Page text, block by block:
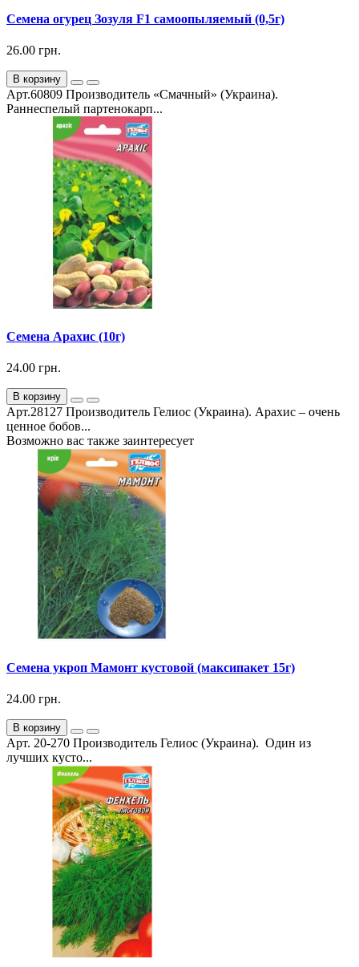
Семена огурец Зозуля F1 самоопыляемый (0,5г)
26.00 грн.
В корзину
Арт.60809 Производитель «Смачный» (Украина).
Раннеспелый партенокарп...
Семена Арахис (10г)
24.00 грн.
В корзину
Арт.28127 Производитель Гелиос (Украина). Арахис – очень
ценное бобов...
Возможно вас также заинтересует
Семена укроп Мамонт кустовой (максипакет 15г)
24.00 грн.
В корзину
Арт. 20-270 Производитель Гелиос (Украина). Один из
лучших кусто...